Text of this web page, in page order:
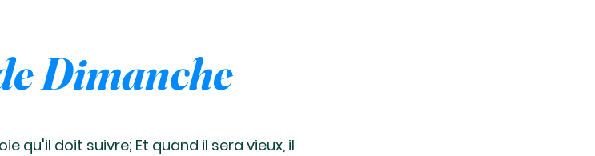
Dimanche
qu'il doit suivre; Et quand il sera vieux, il